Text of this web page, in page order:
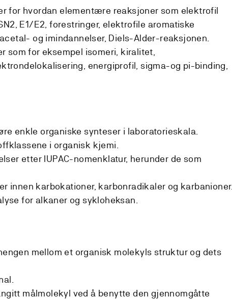
for hvordan elementære reaksjoner som elektrofil
E1/E2, forestringer, elektrofile aromatiske
og imindannelser, Diels-Alder-reaksjonen.
som for eksempel isomeri, kiralitet,
energiprofil, sigma-og pi-binding,
enkle organiske synteser i laboratorieskala.
i organisk kjemi.
etter IUPAC-nomenklatur, herunder de som
innen karbokationer, karbonradikaler og karbanioner.
for alkaner og sykloheksan.
mellom et organisk molekyls struktur og dets
målmolekyl ved å benytte den gjennomgåtte